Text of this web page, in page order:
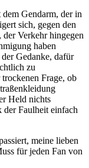
Gendarm, der in
sich, gegen den
der Verkehr hingegen
haben
Gedanke, dafür
zu
Frage, ob
Held nichts
der Faulheit einfach
meine lieben
für jeden Fan von